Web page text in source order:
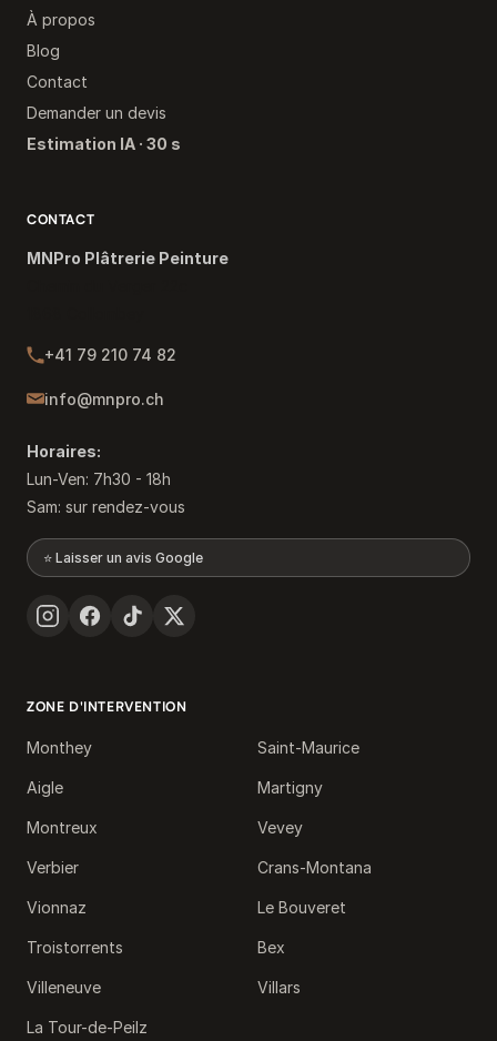
À propos
Blog
Contact
Demander un devis
Estimation IA · 30 s
CONTACT
MNPro Plâtrerie Peinture
+41 79 210 74 82
info@mnpro.ch
Horaires:
Lun-Ven: 7h30 - 18h
Sam: sur rendez-vous
⭐ Laisser un avis Google
ZONE D'INTERVENTION
Monthey Saint-Maurice
Aigle Martigny
Montreux Vevey
Verbier Crans-Montana
Vionnaz Le Bouveret
Troistorrents Bex
Villeneuve Villars
La Tour-de-Peilz